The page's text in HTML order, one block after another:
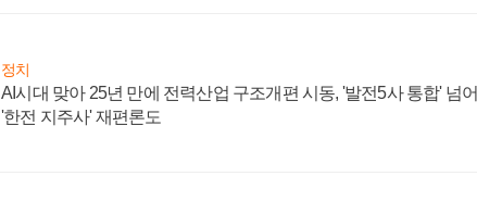
정치
AI시대 맞아 25년 만에 전력산업 구조개편 시동, '발전5사 통합' 넘어
'한전 지주사' 재편론도